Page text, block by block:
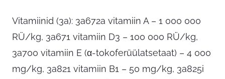
Vitamiinid (3a): 3a672a vitamiin A – 1 000 000
RÜ/kg, 3a671 vitamiin D3 – 100 000 RÜ/kg,
3a700 vitamiin E (α-tokoferüülatsetaat) – 4 000
mg/kg, 3a821 vitamiin B1 – 50 mg/kg, 3a825i